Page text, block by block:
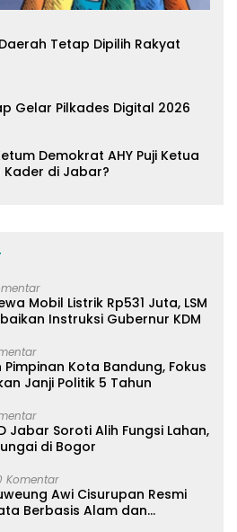
Tetap Dipilih Rakyat
Gelar Pilkades Digital 2026
Demokrat AHY Puji Ketua
Kader di Jabar?
Mobil Listrik Rp531 Juta, LSM
Instruksi Gubernur KDM
Pimpinan Kota Bandung, Fokus
Jabar Soroti Alih Fungsi Lahan,
di Bogor
Komentar
Awi Cisurupan Resmi
Berbasis Alam dan